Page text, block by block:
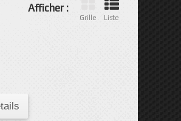
Afficher :
Grille Liste